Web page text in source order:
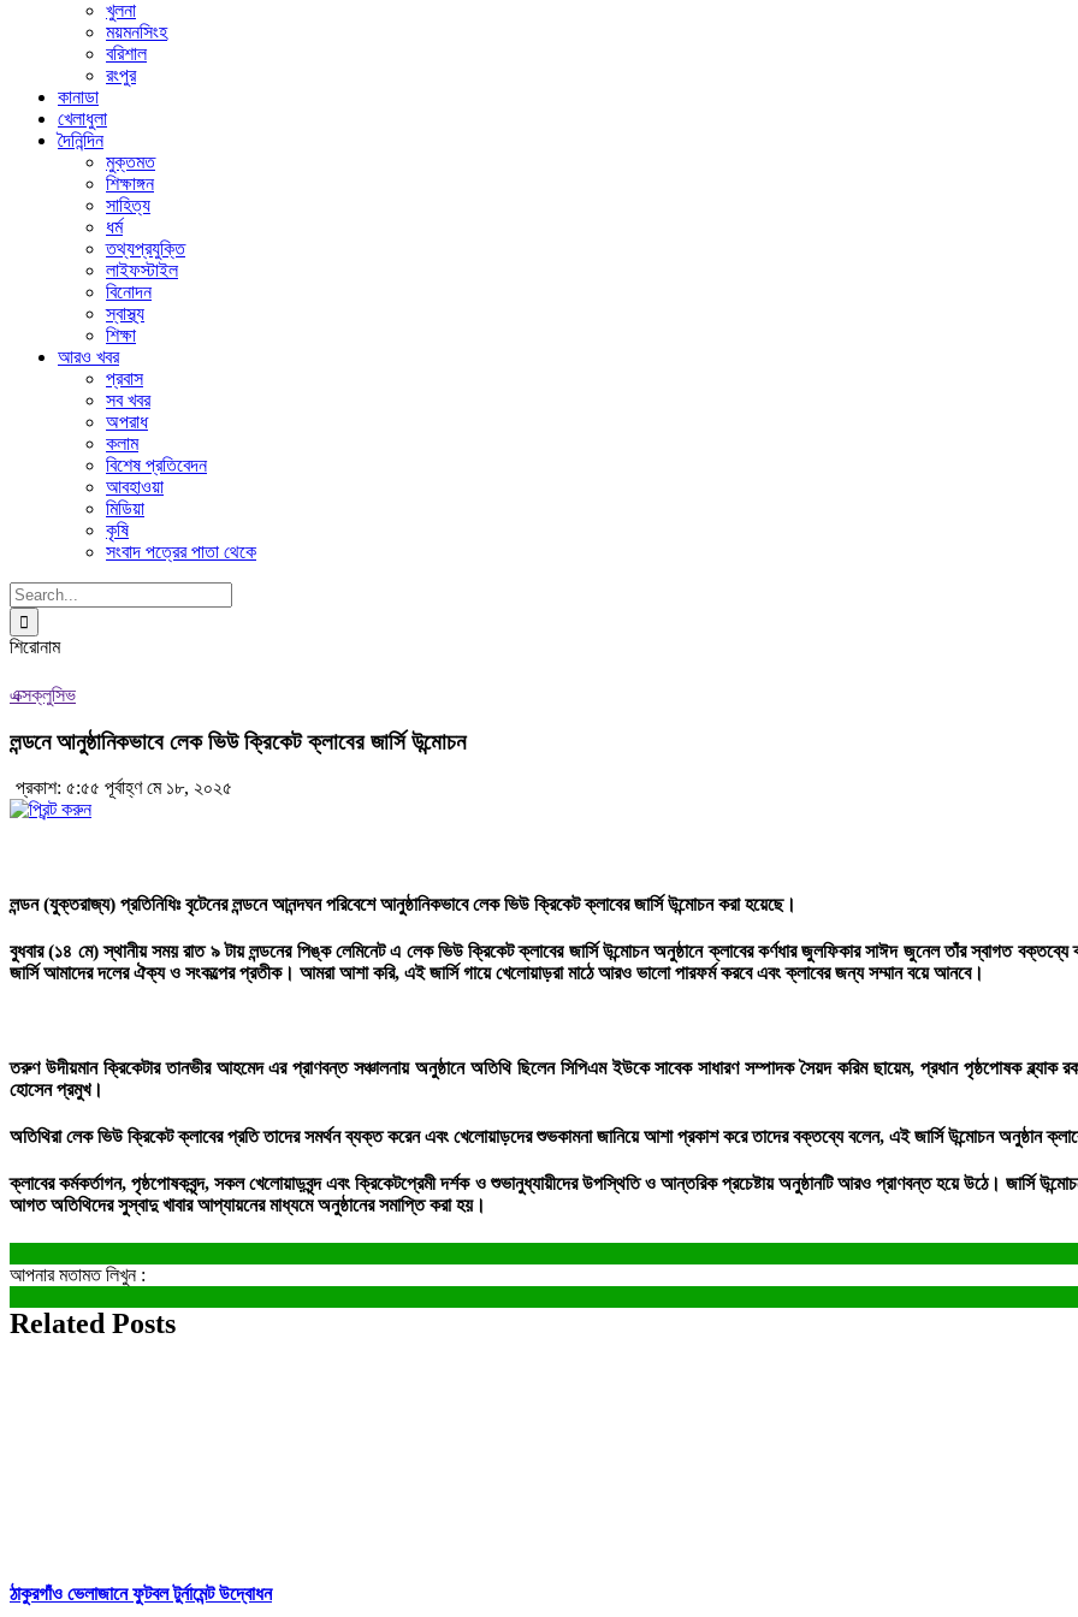
খুলনা
ময়মনসিংহ
বরিশাল
রংপুর
কানাডা
খেলাধুলা
দৈনিন্দিন
মুক্তমত
শিক্ষাঙ্গন
সাহিত্য
ধর্ম
তথ্যপ্রযুক্তি
লাইফস্টাইল
বিনোদন
স্বাস্থ্য
শিক্ষা
আরও খবর
প্রবাস
সব খবর
অপরাধ
কলাম
বিশেষ প্রতিবেদন
আবহাওয়া
মিডিয়া
কৃষি
সংবাদ পত্রের পাতা থেকে
Search
for:
শিরোনাম
এক্সক্লুসিভ
লন্ডনে আনুষ্ঠানিকভাবে লেক ভিউ ক্রিকেট ক্লাবের জার্সি উন্মোচন
প্রকাশ: ৫:৫৫ পূর্বাহ্ণ মে ১৮, ২০২৫
লন্ডন (যুক্তরাজ্য) প্রতিনিধিঃবৃটেনের লন্ডনে আনন্দঘন পরিবেশে আনুষ্ঠানিকভাবে লেক ভিউ ক্রিকেট ক্লাবের জার্সি উন্মোচন করা হয়েছে।
বুধবার (১৪ মে) স্থানীয় সময় রাত ৯ টায় লন্ডনের পিঙ্ক লেমিনেট এ লেক ভিউ ক্রিকেট ক্লাবের জার্সি উন্মোচন অনুষ্ঠানে ক্লাবের কর্ণধার জুলফিকার সাঈদ জুনেল তাঁর স্বাগত
জার্সি আমাদের দলের ঐক্য ও সংকল্পের প্রতীক। আমরা আশা করি, এই জার্সি গায়ে খেলোয়াড়রা মাঠে আরও ভালো পারফর্ম করবে এবং ক্লাবের জন্য সম্মান বয়ে আনবে।
তরুণ উদীয়মান ক্রিকেটার তানভীর আহমেদ এর প্রাণবন্ত সঞ্চালনায় অনুষ্ঠানে অতিথি ছিলেন সিপিএম ইউকে সাবেক সাধারণ সম্পাদক সৈয়দ করিম ছায়েম, প্রধান পৃষ্ঠপোষক
হোসেন প্রমুখ।
অতিথিরা লেক ভিউ ক্রিকেট ক্লাবের প্রতি তাদের সমর্থন ব্যক্ত করেন এবং খেলোয়াড়দের শুভকামনা জানিয়ে আশা প্রকাশ করে তাদের বক্তব্যে বলেন, এই জার্সি উন্মোচন অনুষ্ঠান
ক্লাবের কর্মকর্তাগন, পৃষ্ঠপোষকবৃন্দ, সকল খেলোয়াড়বৃন্দ এবং ক্রিকেটপ্রেমী দর্শক ও শুভানুধ্যায়ীদের উপস্থিতি ও আন্তরিক প্রচেষ্টায় অনুষ্ঠানটি আরও প্রাণবন্ত হয়ে উঠে। জার্সি
আগত অতিথিদের সুস্বাদু খাবার আপ্যায়নের মাধ্যমে অনুষ্ঠানের সমাপ্তি করা হয়।
আপনার মতামত লিখুন :
Related Posts
ঠাকুরগাঁও ভেলাজানে ফুটবল টুর্নামেন্ট উদ্বোধন